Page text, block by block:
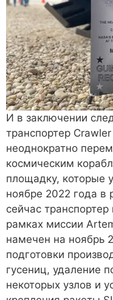
И в заключении
транспортер
неоднократно
космическим
площадку, которые
ноябре 2022 года в
сейчас транспортер
рамках миссии
намечен на ноябрь
подготовки
гусениц, удаление
некоторых узлов и